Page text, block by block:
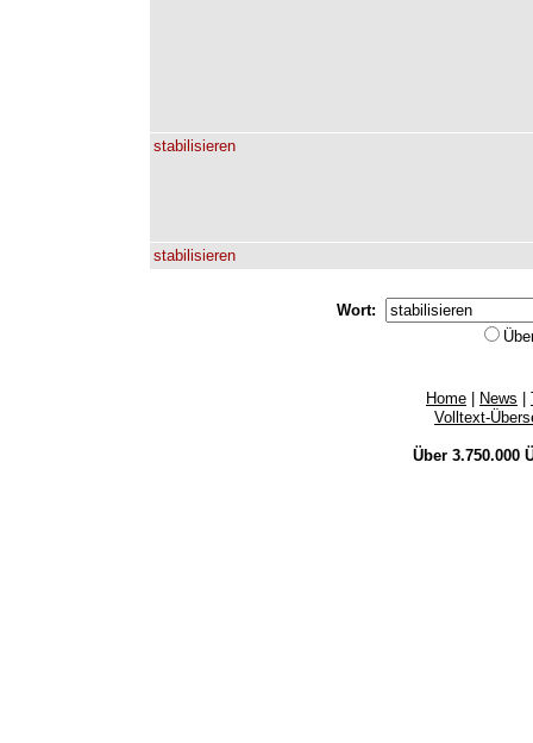
stabilisieren
stabilisieren
Wort:
Home News
Volltext-
Über 3.750.000